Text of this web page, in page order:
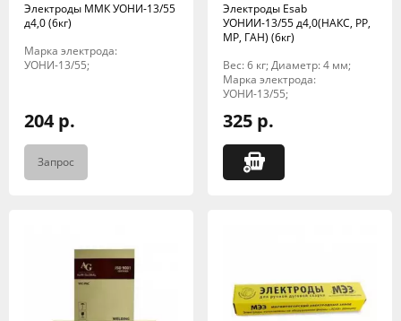
Электроды ММК УОНИ-13/55
д4,0 (6кг)
Марка электрода:
УОНИ-13/55;
204 р.
Запрос
Электроды Esab
УОНИИ-13/55 д4,0(НАКС, РР,
МР, ГАН) (6кг)
Вес: 6 кг; Диаметр: 4 мм;
Марка электрода:
УОНИ-13/55;
325 р.